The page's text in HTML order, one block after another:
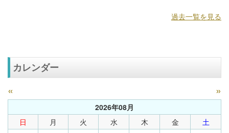
過去一覧を見る
カレンダー
« »
2026年08月
日
月 火 水 木 金
土